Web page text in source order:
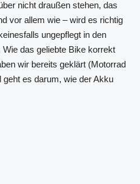
nicht draußen stehen, das
vor allem wie – wird es richtig
ungepflegt in den
das geliebte Bike korrekt
wir bereits geklärt (Motorrad
geht es darum, wie der Akku